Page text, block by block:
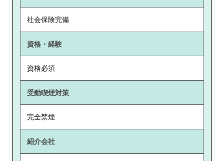
社会保険完備
資格・経験
資格必須
受動喫煙対策
完全禁煙
紹介会社